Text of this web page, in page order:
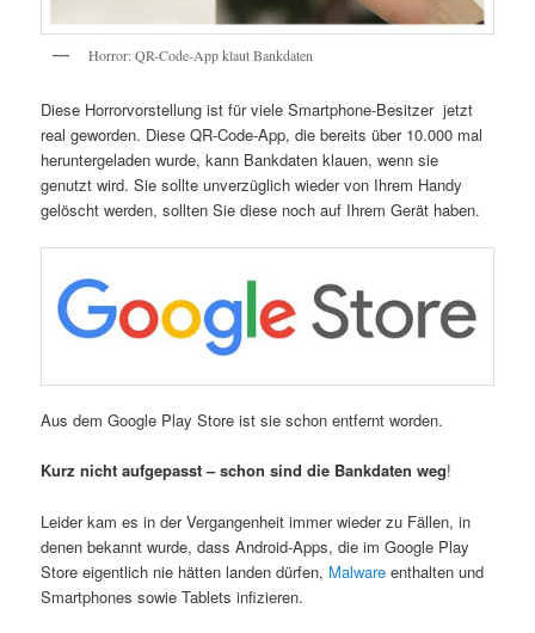
Horror: QR-Code-App klaut Bankdaten
Diese Horrorvorstellung ist für viele Smartphone-Besitzer jetzt
real geworden. Diese QR-Code-App, die bereits über 10.000 mal
heruntergeladen wurde, kann Bankdaten klauen, wenn sie
genutzt wird. Sie sollte unverzüglich wieder von Ihrem Handy
gelöscht werden, sollten Sie diese noch auf Ihrem Gerät haben.
Aus dem Google Play Store ist sie schon entfernt worden.
Kurz nicht aufgepasst – schon sind die Bankdaten weg!
Leider kam es in der Vergangenheit immer wieder zu Fällen, in
denen bekannt wurde, dass Android-Apps, die im Google Play
Store eigentlich nie hätten landen dürfen, Malware enthalten und
Smartphones sowie Tablets infizieren.